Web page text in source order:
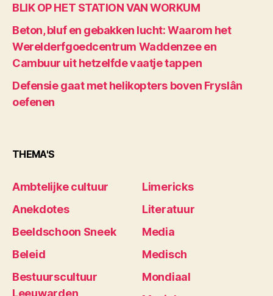
BLIK OP HET STATION VAN WORKUM
Beton, bluf en gebakken lucht: Waarom het
Werelderfgoedcentrum Waddenzee en
Cambuur uit hetzelfde vaatje tappen
Defensie gaat met helikopters boven Fryslân
oefenen
THEMA'S
Ambtelijke cultuur
Anekdotes
Beeldschoon Sneek
Beleid
Bestuurscultuur
Leeuwarden
Limericks
Literatuur
Media
Medisch
Mondiaal